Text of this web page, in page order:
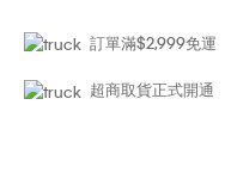
訂單滿$2,999免運
超商取貨正式開通